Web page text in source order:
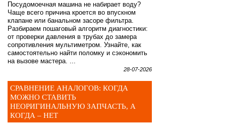
Посудомоечная машина не набирает воду?
Чаще всего причина кроется во впускном
клапане или банальном засоре фильтра.
Разбираем пошаговый алгоритм диагностики:
от проверки давления в трубах до замера
сопротивления мультиметром. Узнайте, как
самостоятельно найти поломку и сэкономить
на вызове мастера. ...
28-07-2026
СРАВНЕНИЕ АНАЛОГОВ: КОГДА
МОЖНО СТАВИТЬ
НЕОРИГИНАЛЬНУЮ ЗАПЧАСТЬ, А
КОГДА – НЕТ